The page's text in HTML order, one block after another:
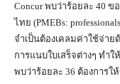
Concur พบว่าร้อยละ 40
ไทย (PMEBs:
จำเป็นต้องเคลมค่าใช้จ่าย
การแนบใบเสร็จต่างๆ ทำ
พบว่าร้อยละ 36 ต้องการ